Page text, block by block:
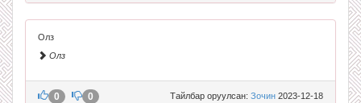
Олз
Олз
Тайлбар оруулсан: Зочин 2023-12-18
0 0